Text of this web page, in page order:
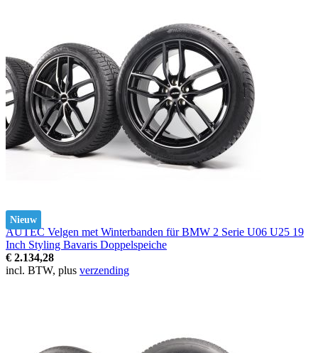
Nieuw
AUTEC Velgen met Winterbanden für BMW 2 Serie U06 U25 19
Inch Styling Bavaris Doppelspeiche
€ 2.134,28
incl. BTW, plus verzending